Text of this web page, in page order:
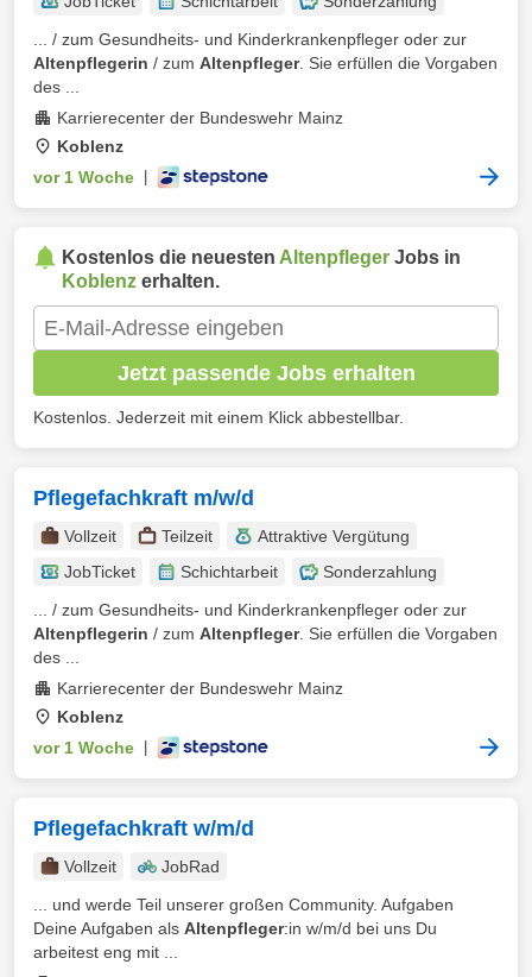
... / zum Gesundheits- und Kinderkrankenpfleger oder zur
Altenpflegerin / zum Altenpfleger. Sie erfüllen die Vorgaben
des ...
Karrierecenter der Bundeswehr Mainz
Koblenz
vor 1 Woche
Kostenlos die neuesten Altenpfleger Jobs in
Koblenz erhalten.
Jetzt passende Jobs erhalten
Kostenlos. Jederzeit mit einem Klick abbestellbar.
Pflegefachkraft m/w/d
Vollzeit Teilzeit
Attraktive Vergütung
JobTicket
Schichtarbeit
Sonderzahlung
... / zum Gesundheits- und Kinderkrankenpfleger oder zur
Altenpflegerin / zum Altenpfleger. Sie erfüllen die Vorgaben
des ...
Karrierecenter der Bundeswehr Mainz
Koblenz
vor 1 Woche
Pflegefachkraft w/m/d
Vollzeit
JobRad
... und werde Teil unserer großen Community. Aufgaben
Deine Aufgaben als Altenpfleger:in w/m/d bei uns Du
arbeitest eng mit ...